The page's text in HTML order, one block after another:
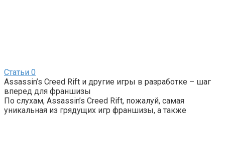
Статьи 0
Assassin’s Creed Rift и другие игры в разработке – шаг
вперед для франшизы
По слухам, Assassin’s Creed Rift, пожалуй, самая
уникальная из грядущих игр франшизы, а также